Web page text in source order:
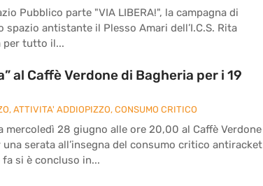
Pubblico parte "VIA LIBERA!", la campagna di
antistante il Plesso Amari dell’I.C.S. Rita
per tutto il...
al Caffè Verdone di Bagheria per i 19
, ATTIVITA' ADDIOPIZZO, CONSUMO CRITICO
28 giugno alle ore 20,00 al Caffè Verdone
serata all’insegna del consumo critico antiracket
fa si è concluso in...